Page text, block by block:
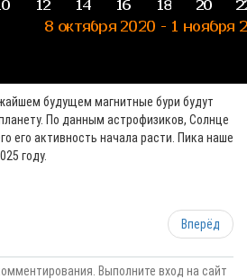
будущем магнитные бури будут
По данным астрофизиков, Солнце
его активность начала расти. Пика наше
году.
Вперёд
Выполните вход на сайт